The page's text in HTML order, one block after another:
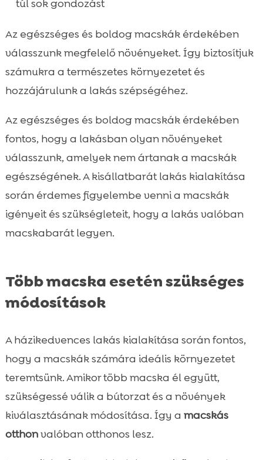
túl sok gondozást
Az egészséges és boldog macskák érdekében
válasszunk megfelelő növényeket. Így biztosítjuk
számukra a természetes környezetet és
hozzájárulunk a lakás szépségéhez.
Az egészséges és boldog macskák érdekében
fontos, hogy a lakásban olyan növényeket
válasszunk, amelyek nem ártanak a macskák
egészségének. A kisállatbarát lakás kialakítása
során érdemes figyelembe venni a macskák
igényeit és szükségleteit, hogy a lakás valóban
macskabarát legyen.
Több macska esetén szükséges
módosítások
A házikedvences lakás kialakítása során fontos,
hogy a macskák számára ideális környezetet
teremtsünk. Amikor több macska él együtt,
szükségessé válik a bútorzat és a növények
kiválasztásának módosítása. Így a macskás
otthonvalóban otthonos lesz.